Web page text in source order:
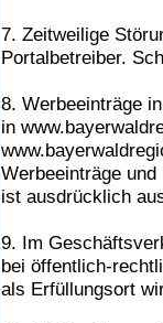
7. Zeitweilige
Portalbetreiber.
8. Werbeeinträge
in
Werbeeinträge
ist ausdrücklich
9. Im
bei öffentlich-
als Erfüllungsort